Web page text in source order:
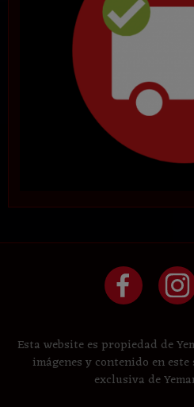
Esta website es propiedad de
imágenes y contenido en
exclusiva de